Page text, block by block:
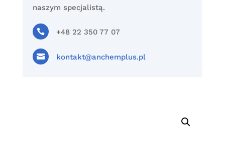
naszym specjalistą.
 +48 22 350 77 07
 kontakt@anchemplus.pl